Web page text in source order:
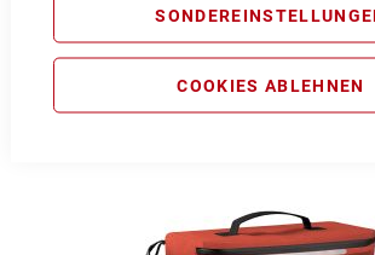
COOKIES ABLEHNEN
14,99 €
Inkl. MwSt., nur Abholung